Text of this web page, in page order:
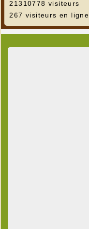
21310778 visiteurs
267 visiteurs en ligne